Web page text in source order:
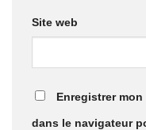
Site web
Enregistrer
dans le navigateur